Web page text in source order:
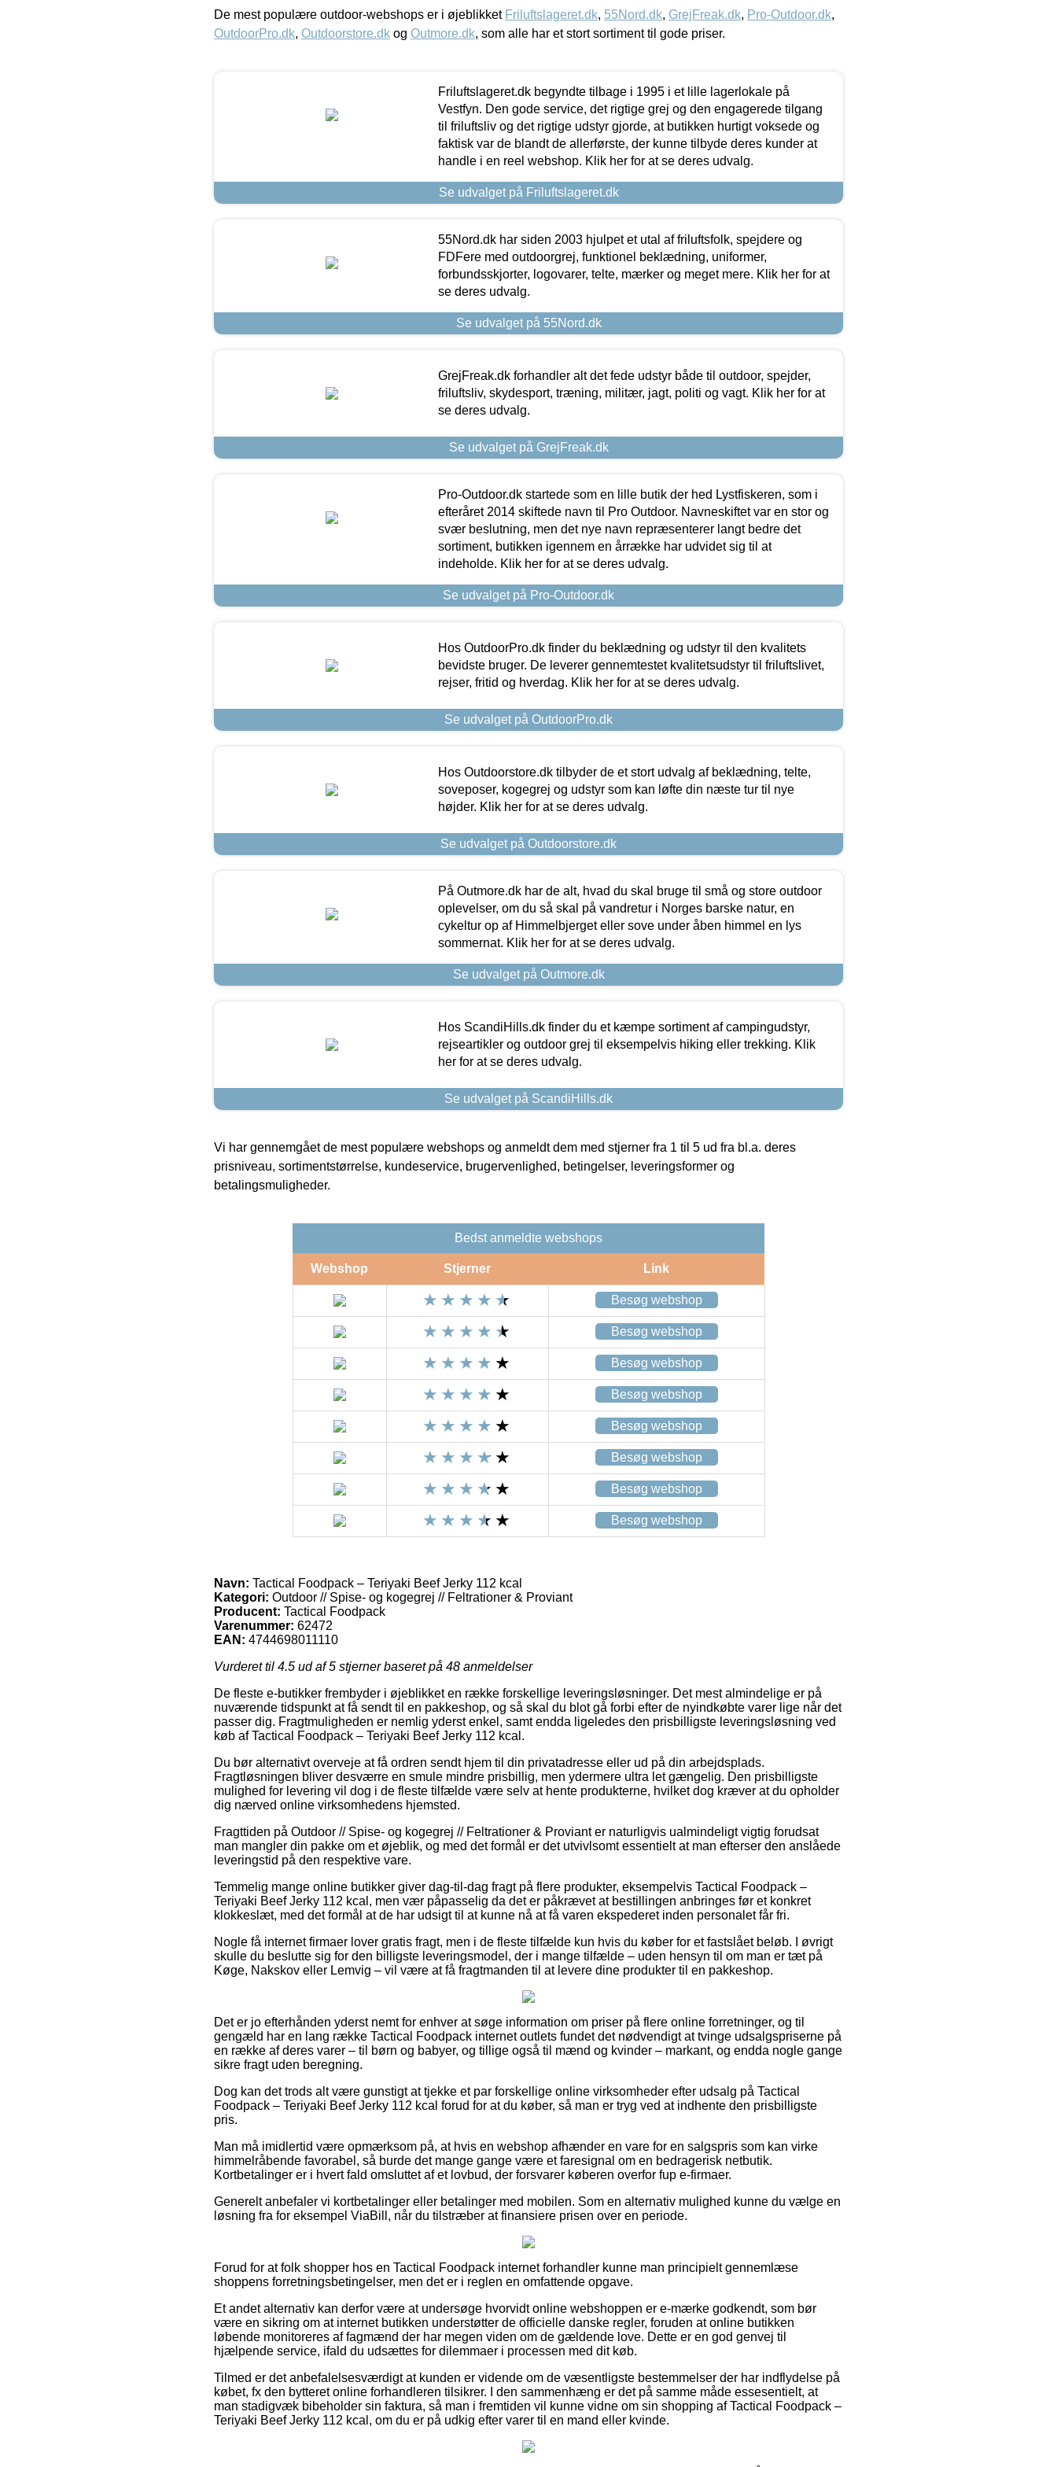
De mest populære outdoor-webshops er i øjeblikket Friluftslageret.dk, 55Nord.dk, GrejFreak.dk, Pro-Outdoor.dk,
OutdoorPro.dk, Outdoorstore.dk og Outmore.dk, som alle har et stort sortiment til gode priser.
Friluftslageret.dk begyndte tilbage i 1995 i et lille lagerlokale på
Vestfyn. Den gode service, det rigtige grej og den engagerede tilgang
til friluftsliv og det rigtige udstyr gjorde, at butikken hurtigt voksede og
faktisk var de blandt de allerførste, der kunne tilbyde deres kunder at
handle i en reel webshop. Klik her for at se deres udvalg.
Se udvalget på Friluftslageret.dk
55Nord.dk har siden 2003 hjulpet et utal af friluftsfolk, spejdere og
FDFere med outdoorgrej, funktionel beklædning, uniformer,
forbundsskjorter, logovarer, telte, mærker og meget mere. Klik her for at
se deres udvalg.
Se udvalget på 55Nord.dk
GrejFreak.dk forhandler alt det fede udstyr både til outdoor, spejder,
friluftsliv, skydesport, træning, militær, jagt, politi og vagt. Klik her for at
se deres udvalg.
Se udvalget på GrejFreak.dk
Pro-Outdoor.dk startede som en lille butik der hed Lystfiskeren, som i
efteråret 2014 skiftede navn til Pro Outdoor. Navneskiftet var en stor og
svær beslutning, men det nye navn repræsenterer langt bedre det
sortiment, butikken igennem en årrække har udvidet sig til at
indeholde. Klik her for at se deres udvalg.
Se udvalget på Pro-Outdoor.dk
Hos OutdoorPro.dk finder du beklædning og udstyr til den kvalitets
bevidste bruger. De leverer gennemtestet kvalitetsudstyr til friluftslivet,
rejser, fritid og hverdag. Klik her for at se deres udvalg.
Se udvalget på OutdoorPro.dk
Hos Outdoorstore.dk tilbyder de et stort udvalg af beklædning, telte,
soveposer, kogegrej og udstyr som kan løfte din næste tur til nye
højder. Klik her for at se deres udvalg.
Se udvalget på Outdoorstore.dk
På Outmore.dk har de alt, hvad du skal bruge til små og store outdoor
oplevelser, om du så skal på vandretur i Norges barske natur, en
cykeltur op af Himmelbjerget eller sove under åben himmel en lys
sommernat. Klik her for at se deres udvalg.
Se udvalget på Outmore.dk
Hos ScandiHills.dk finder du et kæmpe sortiment af campingudstyr,
rejseartikler og outdoor grej til eksempelvis hiking eller trekking. Klik
her for at se deres udvalg.
Se udvalget på ScandiHills.dk
Vi har gennemgået de mest populære webshops og anmeldt dem med stjerner fra 1 til 5 ud fra bl.a. deres
prisniveau, sortimentstørrelse, kundeservice, brugervenlighed, betingelser, leveringsformer og
betalingsmuligheder.
Bedst anmeldte webshops
Webshop Stjerner Link
Besøg webshop
Besøg webshop
Besøg webshop
Besøg webshop
Besøg webshop
Besøg webshop
Besøg webshop
Besøg webshop
Navn: Tactical Foodpack – Teriyaki Beef Jerky 112 kcal
Kategori: Outdoor // Spise- og kogegrej // Feltrationer & Proviant
Producent: Tactical Foodpack
Varenummer: 62472
EAN: 4744698011110
Vurderet til 4.5 ud af 5 stjerner baseret på 48 anmeldelser
De fleste e-butikker frembyder i øjeblikket en række forskellige leveringsløsninger. Det mest almindelige er på
nuværende tidspunkt at få sendt til en pakkeshop, og så skal du blot gå forbi efter de nyindkøbte varer lige når det
passer dig. Fragtmuligheden er nemlig yderst enkel, samt endda ligeledes den prisbilligste leveringsløsning ved
køb af Tactical Foodpack – Teriyaki Beef Jerky 112 kcal.
Du bør alternativt overveje at få ordren sendt hjem til din privatadresse eller ud på din arbejdsplads.
Fragtløsningen bliver desværre en smule mindre prisbillig, men ydermere ultra let gængelig. Den prisbilligste
mulighed for levering vil dog i de fleste tilfælde være selv at hente produkterne, hvilket dog kræver at du opholder
dig nærved online virksomhedens hjemsted.
Fragttiden på Outdoor // Spise- og kogegrej // Feltrationer & Proviant er naturligvis ualmindeligt vigtig forudsat
man mangler din pakke om et øjeblik, og med det formål er det utvivlsomt essentielt at man efterser den anslåede
leveringstid på den respektive vare.
Temmelig mange online butikker giver dag-til-dag fragt på flere produkter, eksempelvis Tactical Foodpack –
Teriyaki Beef Jerky 112 kcal, men vær påpasselig da det er påkrævet at bestillingen anbringes før et konkret
klokkeslæt, med det formål at de har udsigt til at kunne nå at få varen ekspederet inden personalet får fri.
Nogle få internet firmaer lover gratis fragt, men i de fleste tilfælde kun hvis du køber for et fastslået beløb. I øvrigt
skulle du beslutte sig for den billigste leveringsmodel, der i mange tilfælde – uden hensyn til om man er tæt på
Køge, Nakskov eller Lemvig – vil være at få fragtmanden til at levere dine produkter til en pakkeshop.
Det er jo efterhånden yderst nemt for enhver at søge information om priser på flere online forretninger, og til
gengæld har en lang række Tactical Foodpack internet outlets fundet det nødvendigt at tvinge udsalgspriserne på
en række af deres varer – til børn og babyer, og tillige også til mænd og kvinder – markant, og endda nogle gange
sikre fragt uden beregning.
Dog kan det trods alt være gunstigt at tjekke et par forskellige online virksomheder efter udsalg på Tactical
Foodpack – Teriyaki Beef Jerky 112 kcal forud for at du køber, så man er tryg ved at indhente den prisbilligste
pris.
Man må imidlertid være opmærksom på, at hvis en webshop afhænder en vare for en salgspris som kan virke
himmelråbende favorabel, så burde det mange gange være et faresignal om en bedragerisk netbutik.
Kortbetalinger er i hvert fald omsluttet af et lovbud, der forsvarer køberen overfor fup e-firmaer.
Generelt anbefaler vi kortbetalinger eller betalinger med mobilen. Som en alternativ mulighed kunne du vælge en
løsning fra for eksempel ViaBill, når du tilstræber at finansiere prisen over en periode.
Forud for at folk shopper hos en Tactical Foodpack internet forhandler kunne man principielt gennemlæse
shoppens forretningsbetingelser, men det er i reglen en omfattende opgave.
Et andet alternativ kan derfor være at undersøge hvorvidt online webshoppen er e-mærke godkendt, som bør
være en sikring om at internet butikken understøtter de officielle danske regler, foruden at online butikken
løbende monitoreres af fagmænd der har megen viden om de gældende love. Dette er en god genvej til
hjælpende service, ifald du udsættes for dilemmaer i processen med dit køb.
Tilmed er det anbefalelsesværdigt at kunden er vidende om de væsentligste bestemmelser der har indflydelse på
købet, fx den bytteret online forhandleren tilsikrer. I den sammenhæng er det på samme måde essesentielt, at
man stadigvæk bibeholder sin faktura, så man i fremtiden vil kunne vidne om sin shopping af Tactical Foodpack –
Teriyaki Beef Jerky 112 kcal, om du er på udkig efter varer til en mand eller kvinde.